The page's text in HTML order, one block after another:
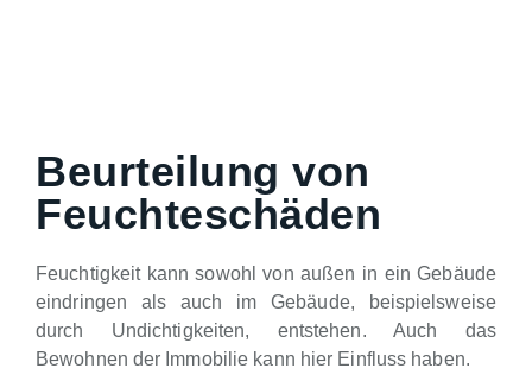
Beurteilung von
Feuchteschäden
Feuchtigkeit kann sowohl von außen in ein Gebäude
eindringen als auch im Gebäude, beispielsweise
durch Undichtigkeiten, entstehen. Auch das
Bewohnen der Immobilie kann hier Einfluss haben.